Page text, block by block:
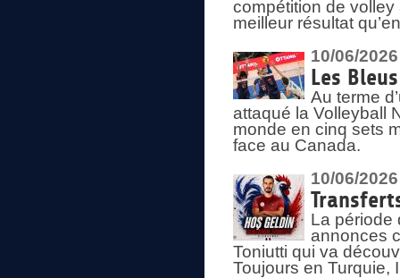
compétition de
meilleur résultat
10/06/2026
Les
Au terme
attaqué la Volleyball
monde en cinq sets
face au Canada.
10/06/2026
La période
annonces
Toniutti qui va
Toujours en Turquie,